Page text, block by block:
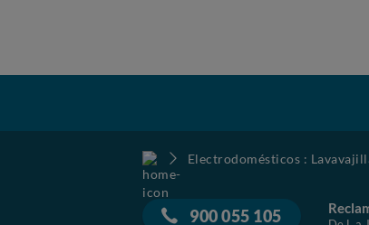
Electrodomésticos :
900 055 105